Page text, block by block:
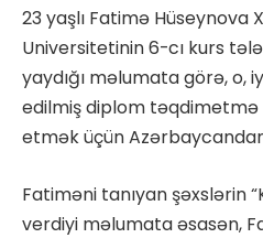
23 yaşlı Fatimə Hüseynova
Universitetinin 6-cı kurs
yaydığı məlumata görə, o,
edilmiş diplom
etmək üçün
Fatiməni tanıyan şəxslərin
verdiyi məlumata əsasən,